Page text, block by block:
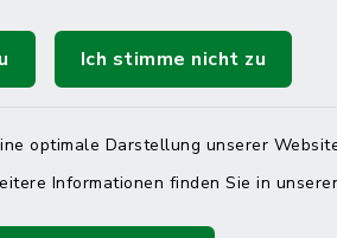
Ich stimme nicht zu
optimale Darstellung unserer
Informationen finden Sie in
finden aber online
Sie uns gerne unter der
an!